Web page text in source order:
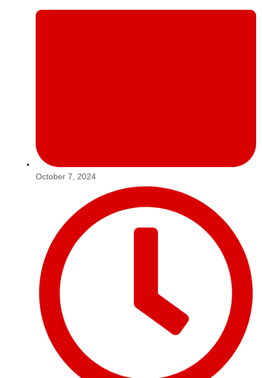
October 7, 2024